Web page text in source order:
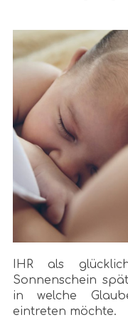
IHR als
Sonnenschein
in welche
eintreten möchte.